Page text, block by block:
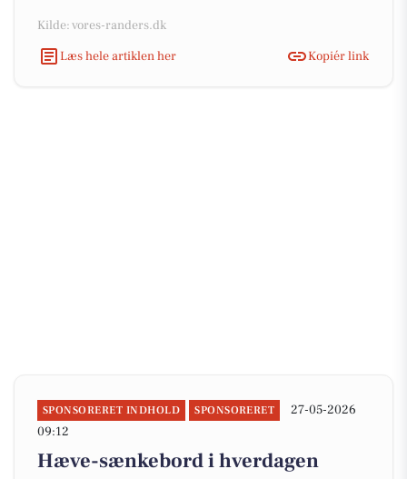
Kilde: vores-randers.dk
Læs hele artiklen her
Kopiér link
SPONSORERET INDHOLD SPONSORERET
27-05-2026
09:12
Hæve-sænkebord i hverdagen